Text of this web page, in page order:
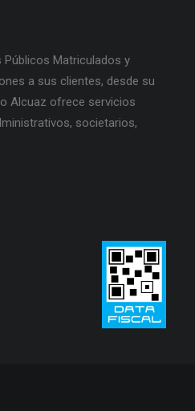
Matriculados y
a sus clientes, desde su
Alcuaz ofrece servicios
societarios,